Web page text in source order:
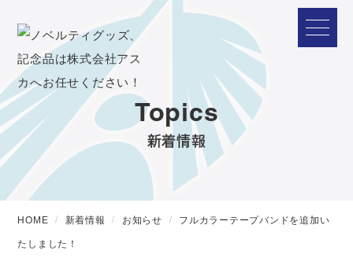
Topics
新着情報
HOME 新着情報 お知らせ フルカラーテープバンドを追加い
たしました！